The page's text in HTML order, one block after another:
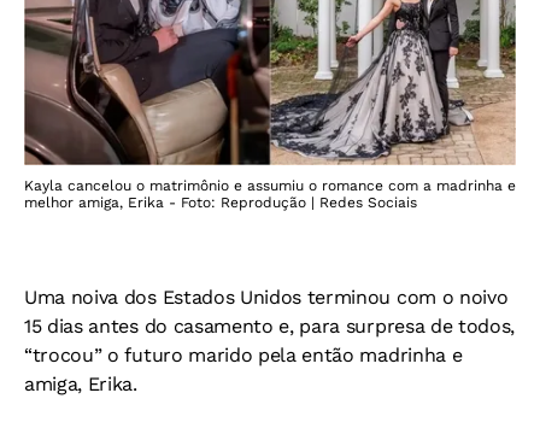
Kayla cancelou o matrimônio e assumiu o romance com a madrinha e
melhor amiga, Erika - Foto: Reprodução | Redes Sociais
Uma noiva dos Estados Unidos terminou com o noivo
15 dias antes do casamento e, para surpresa de todos,
“trocou” o futuro marido pela então madrinha e
amiga, Erika.